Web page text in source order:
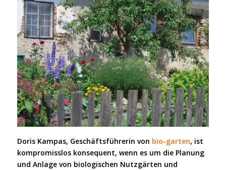
Doris Kampas, Geschäftsführerin von bio-garten, ist
kompromisslos konsequent, wenn es um die Planung
und Anlage von biologischen Nutzgärten und